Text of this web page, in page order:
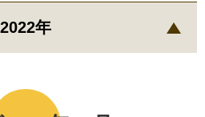
2022年